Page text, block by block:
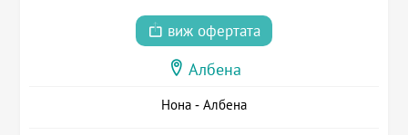
виж офертата
Албена
Нона - Албена